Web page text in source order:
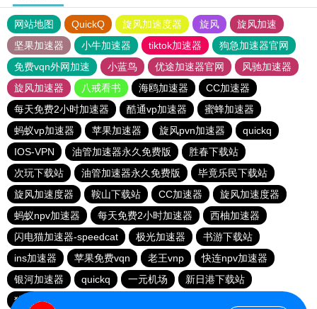
网站地图 QuickQ 旋风加速度器 旋风
旋风加速
坚果加速器
小牛加速器 tiktok加速器
狗急加速器官网
免费vqn外网加速
小蓝鸟 优途加速器官网
风驰加速器
旋风加速器
八戒看书 海鸥加速器
CC加速器
每天免费2小时加速器
酷通vp加速器
蜜蜂加速器
蚂蚁vp加速器
苹果加速器 旋风pvn加速器
quickq
IOS-VPN
油管加速器永久免费版
胜春下载站
次玩下载站
油管加速器永久免费版
毕竟乐民下载站
旋风加速度器
鞍山下载站 CC加速器
旋风加速度器
蚂蚁npv加速器
每天免费2小时加速器
西柚加速器
闪电猫加速器-speedcat
极光加速器
书游下载站
ins加速器
苹果免费vqn 老王vnp
快连npv加速器
银河加速器
quickq 一元机场
新日港下载站
猎豹加速器